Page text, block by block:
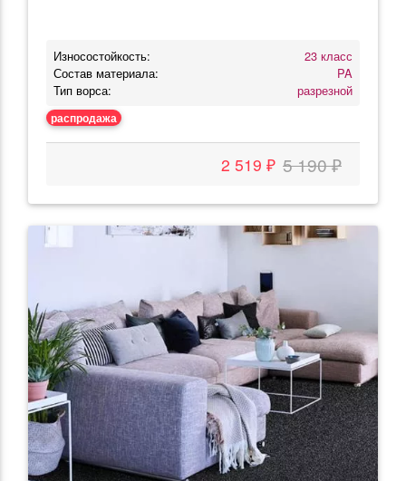
Износостойкость:
23 класс
Состав материала:
PA
Тип ворса:
разрезной
распродажа
2 519 ₽ 5 190 ₽